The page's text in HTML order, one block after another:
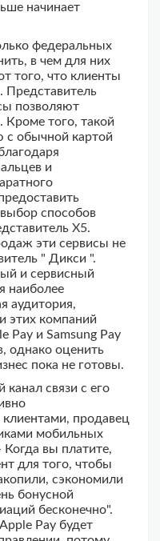
начинает
федеральных
в чем для них
того, что клиенты
Представитель
позволяют
Кроме того, такой
с обычной картой
и
способов
Х5.
эти сервисы не
" Дикси ".
и сервисный
наиболее
аудитория,
этих компаний
Pay и Samsung Pay
однако оценить
пока не готовы.
связи с его
продавец
мобильных
Когда вы платите,
для того, чтобы
сэкономили
бонусной
бесконечно".
Pay будет